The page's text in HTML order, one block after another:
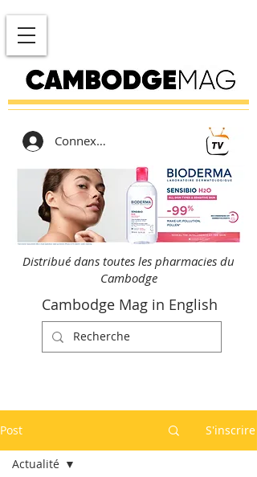
Connexion
Distribué dans toutes les pharmacies du
Cambodge
Cambodge Mag in English
Post S'inscrire
Actualité